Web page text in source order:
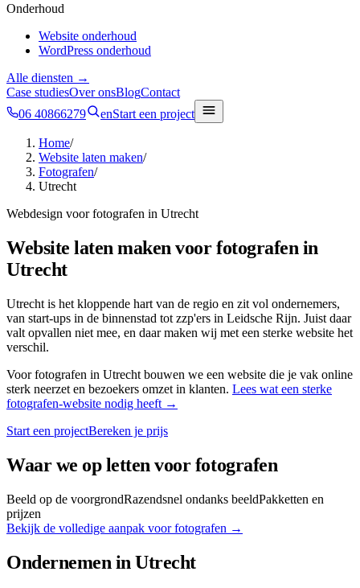
Onderhoud
Website onderhoud
WordPress onderhoud
Alle diensten →
Case studiesOver onsBlogContact
06 40866279
enStart een project
Home/
Website laten maken/
Fotografen/
Utrecht
Webdesign voorfotografen in Utrecht
Website laten maken voorfotografen in
Utrecht
Utrecht is het kloppende hart van de regio en zit vol ondernemers,
van start-ups in de binnenstad tot zzp'ers in Leidsche Rijn. Juist daar
valt opvallen niet mee, en daar maken wij met een sterke website het
verschil.
Voorfotografen in Utrecht bouwen we een website die je vak online
sterk neerzet en bezoekers omzet in klanten. Lees wat een sterke
fotografen-website nodig heeft →
Start een projectBereken je prijs
Waar we op letten voorfotografen
Beeld op de voorgrondRazendsnel ondanks beeldPakketten en
prijzen
Bekijk de volledige aanpak voorfotografen →
Ondernemen inUtrecht